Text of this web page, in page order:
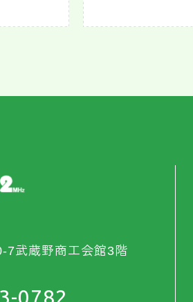
7武蔵野商工会館3階
0782